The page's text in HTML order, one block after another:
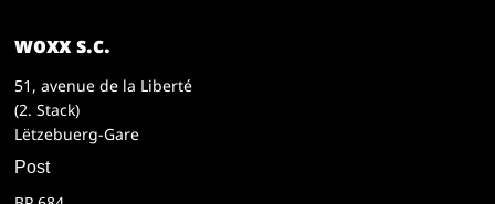
woxx s.c.
51, avenue de la Liberté
(2. Stack)
Lëtzebuerg-Gare
Post